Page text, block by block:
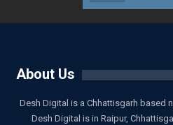
About Us
Desh Digital is a Chhattisgarh based
Desh Digital is in Raipur,